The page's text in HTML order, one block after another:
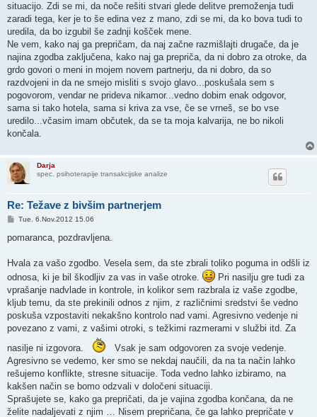
situacijo. Zdi se mi, da noče rešiti stvari glede delitve premoženja tudi
zaradi tega, ker je to še edina vez z mano, zdi se mi, da ko bova tudi to
uredila, da bo izgubil še zadnji košček mene.
Ne vem, kako naj ga prepričam, da naj začne razmišlajti drugače, da je
najina zgodba zaključena, kako naj ga prepriča, da ni dobro za otroke, da
grdo govori o meni in mojem novem partnerju, da ni dobro, da so
razdvojeni in da ne smejo misliti s svojo glavo...poskušala sem s
pogovorom, vendar ne prideva nikamor...vedno dobim enak odgovor,
sama si tako hotela, sama si kriva za vse, če se vrneš, se bo vse
uredilo...včasim imam občutek, da se ta moja kalvarija, ne bo nikoli
končala.
Darja
spec. psihoterapije transakcijske analize
Re: Težave z bivšim partnerjem
P
s
Tue. 6.Nov.2012 15.06
pomaranca, pozdravljena.
Hvala za vašo zgodbo. Vesela sem, da ste zbrali toliko poguma in odšli iz
odnosa, ki je bil škodljiv za vas in vaše otroke.
Pri nasilju gre tudi za
vprašanje nadvlade in kontrole, in kolikor sem razbrala iz vaše zgodbe,
kljub temu, da ste prekinili odnos z njim, z različnimi sredstvi še vedno
poskuša vzpostaviti nekakšno kontrolo nad vami. Agresivno vedenje ni
povezano z vami, z vašimi otroki, s težkimi razmerami v službi itd. Za
nasilje ni izgovora.
Vsak je sam odgovoren za svoje vedenje.
Agresivno se vedemo, ker smo se nekdaj naučili, da na ta način lahko
rešujemo konflikte, stresne situacije. Toda vedno lahko izbiramo, na
kakšen način se bomo odzvali v določeni situaciji.
Sprašujete se, kako ga prepričati, da je vajina zgodba končana, da ne
želite nadaljevati z njim … Nisem prepričana, če ga lahko prepričate v